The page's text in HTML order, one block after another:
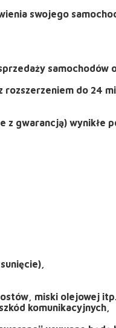
swojego
samochodów
rozszerzeniem do 24
gwarancją) wynikłe
miski olejowej
komunikacyjnych,